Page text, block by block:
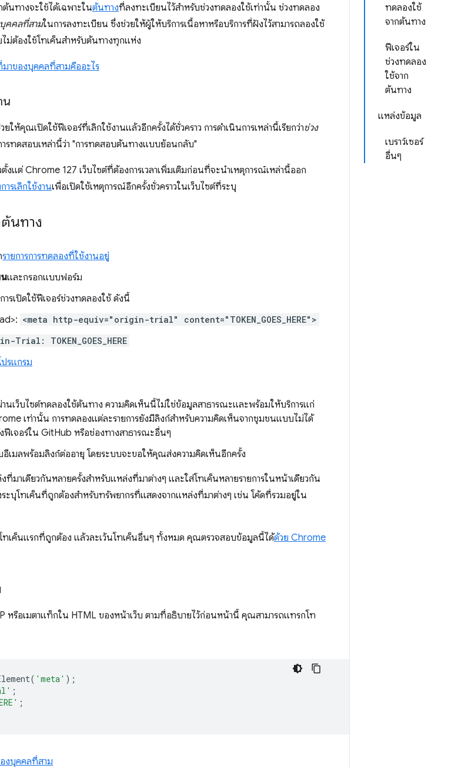
ทดลองใช้
จากต้นทาง
ฟีเจอร์ใน
ช่วงทดลอง
ใช้จาก
ต้นทาง
แหล่งข้อมูล
เบราว์เซอร์
อื่นๆ
นทางจะใช้ได้เฉพาะในต้นทางที่ลงทะเบียนไว้สำหรับช่วงทดลองใช้เท่านั้น ช่วงทดลอง
คคลที่สามในการลงทะเบียน ซึ่งช่วยให้ผู้ให้บริการเนื้อหาหรือบริการที่ฝังไว้สามารถลองใช้
ม่ต้องใช้โทเค็นสำหรับต้นทางทุกแห่ง
าของบุคคลที่สามคืออะไร
น
ให้คุณเปิดใช้ฟีเจอร์ที่เลิกใช้งานแล้วอีกครั้งได้ชั่วคราว การดำเนินการเหล่านี้เรียกว่าช่วง
รทดสอบเหล่านี้ว่า "การทดสอบต้นทางแบบย้อนกลับ"
งแต่ Chrome 127 เว็บไซต์ที่ต้องการเวลาเพิ่มเติมก่อนที่จะนําเหตุการณ์เหล่านี้ออก
ารเลิกใช้งานเพื่อเปิดใช้เหตุการณ์อีกครั้งชั่วคราวในเว็บไซต์ที่ระบุ
ต้นทาง
รายการการทดลองที่ใช้งานอยู่
และกรอกแบบฟอร์ม
รเปิดใช้ฟีเจอร์ช่วงทดลองใช้ ดังนี้
<meta http-equiv="origin-trial" content="TOKEN_GOES_HERE">
Trial: TOKEN_GOES_HERE
รแกรม
านเว็บไซต์ทดลองใช้ต้นทาง ความคิดเห็นนี้ไม่ใช่ข้อมูลสาธารณะและพร้อมให้บริการแก่
เท่านั้น การทดลองแต่ละรายการยังมีลิงก์สำหรับความคิดเห็นจากชุมชนแบบไม่ได้
ฟีเจอร์ใน GitHub หรือช่องทางสาธารณะอื่นๆ
เมลพร้อมลิงก์ต่ออายุ โดยระบบจะขอให้คุณส่งความคิดเห็นอีกครั้ง
าเดียวกันหลายครั้งสําหรับแหล่งที่มาต่างๆ และใส่โทเค็นหลายรายการในหน้าเดียวกัน
บุโทเค็นที่ถูกต้องสำหรับทรัพยากรที่แสดงจากแหล่งที่มาต่างๆ เช่น โค้ดที่รวมอยู่ใน
ทเค็นแรกที่ถูกต้อง แล้วละเว้นโทเค็นอื่นๆ ทั้งหมด คุณตรวจสอบข้อมูลนี้ได้ด้วย Chrome
หรือเมตาแท็กใน HTML ของหน้าเว็บ ตามที่อธิบายไว้ก่อนหน้านี้ คุณสามารถแทรกโท
( 'meta' );
;
;
งบุคคลที่สาม